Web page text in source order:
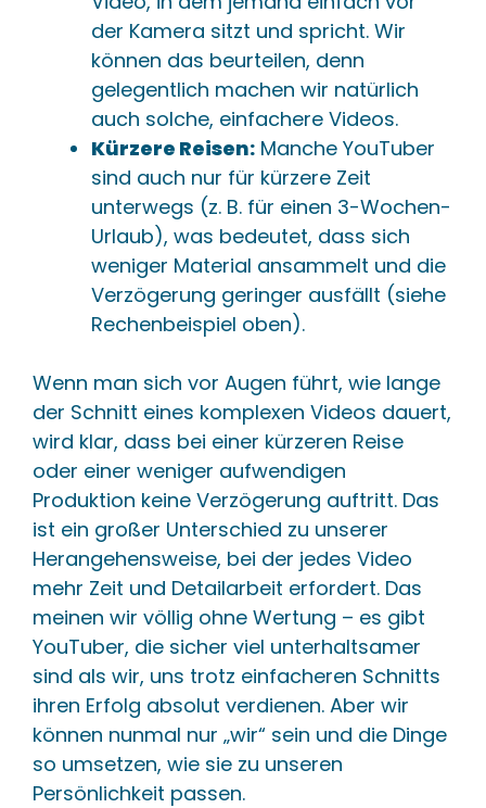
der Kamera sitzt und spricht. Wir
können das beurteilen, denn
gelegentlich machen wir natürlich
auch solche, einfachere Videos.
Kürzere Reisen: Manche YouTuber
sind auch nur für kürzere Zeit
unterwegs (z. B. für einen 3-Wochen-
Urlaub), was bedeutet, dass sich
weniger Material ansammelt und die
Verzögerung geringer ausfällt (siehe
Rechenbeispiel oben).
Wenn man sich vor Augen führt, wie lange
der Schnitt eines komplexen Videos dauert,
wird klar, dass bei einer kürzeren Reise
oder einer weniger aufwendigen
Produktion keine Verzögerung auftritt. Das
ist ein großer Unterschied zu unserer
Herangehensweise, bei der jedes Video
mehr Zeit und Detailarbeit erfordert. Das
meinen wir völlig ohne Wertung – es gibt
YouTuber, die sicher viel unterhaltsamer
sind als wir, uns trotz einfacheren Schnitts
ihren Erfolg absolut verdienen. Aber wir
können nunmal nur „wir“ sein und die Dinge
so umsetzen, wie sie zu unseren
Persönlichkeit passen.